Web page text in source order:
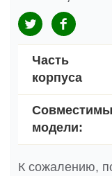
Часть
корпуса
модели:
К сожалению,